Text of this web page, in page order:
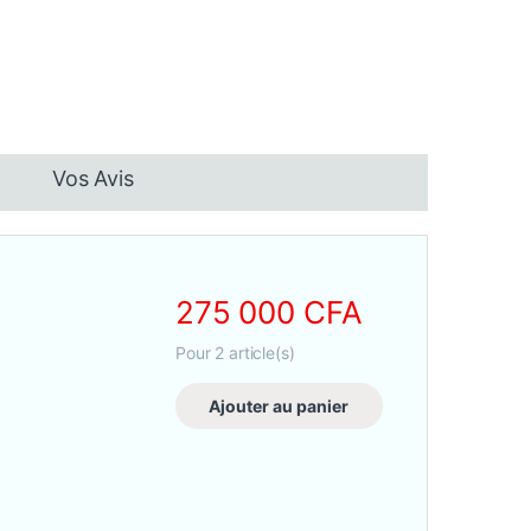
Vos Avis
275 000 CFA
Pour 2 article(s)
Ajouter au panier